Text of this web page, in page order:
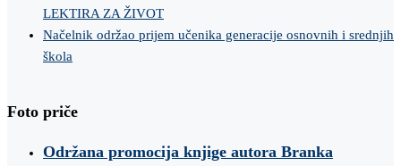
LEKTIRA ZA ŽIVOT
Načelnik održao prijem učenika generacije osnovnih i srednjih
škola
Foto priče
Održana promocija knjige autora Branka